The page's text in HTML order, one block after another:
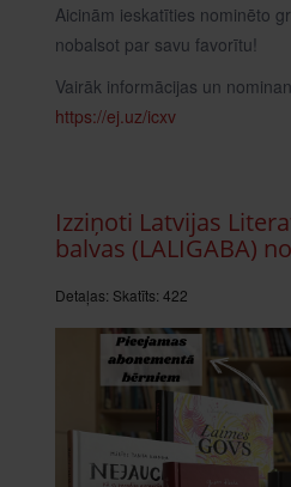
Aicinām ieskatīties nominēto
nobalsot par savu favorītu!
Vairāk informācijas un
https://ej.uz/icxv
Izziņoti Latvijas
balvas (LALIGABA)
Detaļas: Skatīts: 422